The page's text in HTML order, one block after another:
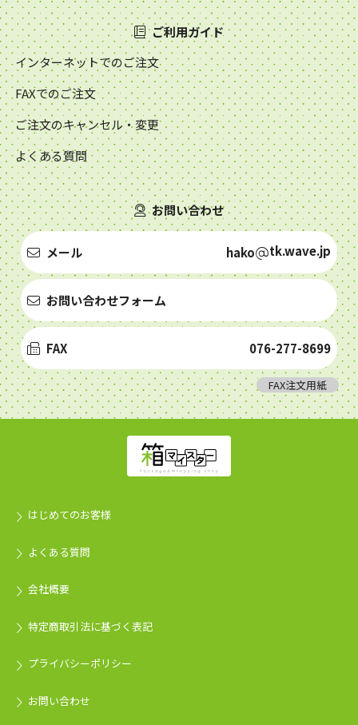
ご利用ガイド
インターネットでのご注文
FAXでのご注文
ご注文のキャンセル・変更
よくある質問
お問い合わせ
メール hako tk.wave.jp
お問い合わせフォーム
FAX 076-277-8699
FAX注文用紙
はじめてのお客様
よくある質問
会社概要
特定商取引法に基づく表記
プライバシーポリシー
お問い合わせ